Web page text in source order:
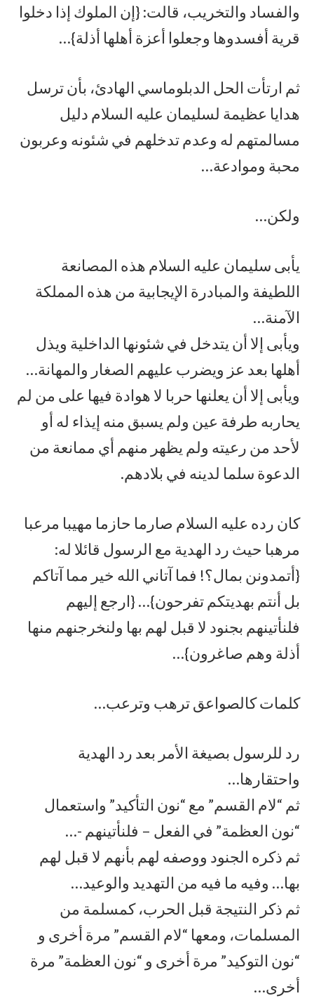
والفساد والتخريب، قالت: {إن الملوك إذا دخلوا
قرية أفسدوها وجعلوا أعزة أهلها أذلة}…
ثم ارتأت الحل الدبلوماسي الهادئ، بأن ترسل
هدايا عظيمة لسليمان عليه السلام دليل
مسالمتهم له وعدم تدخلهم في شئونه وعربون
محبة وموادعة…
ولكن…
يأبى سليمان عليه السلام هذه المصانعة
اللطيفة والمبادرة الإيجابية من هذه المملكة
الآمنة…
ويأبى إلا أن يتدخل في شئونها الداخلية ويذل
أهلها بعد عز ويضرب عليهم الصغار والمهانة…
ويأبى إلا أن يعلنها حربا لا هوادة فيها على من لم
يحاربه طرفة عين ولم يسبق منه إيذاء له أو
لأحد من رعيته ولم يظهر منهم أي ممانعة من
الدعوة سلما لدينه في بلادهم.
كان رده عليه السلام صارما حازما مهيبا مرعبا
مرهبا حيث رد الهدية مع الرسول قائلا له:
{أتمدونن بمال؟! فما آتاني الله خير مما آتاكم
بل أنتم بهديتكم تفرحون}… {ارجع إليهم
فلنأتينهم بجنود لا قبل لهم بها ولنخرجنهم منها
أذلة وهم صاغرون}…
كلمات كالصواعق ترهب وترعب…
رد للرسول بصيغة الأمر بعد رد الهدية
واحتقارها…
ثم “لام القسم” مع “نون التأكيد” واستعمال
“نون العظمة” في الفعل – فلنأتينهم -…
ثم ذكره الجنود ووصفه لهم بأنهم لا قبل لهم
بها… وفيه ما فيه من التهديد والوعيد…
ثم ذكر النتيجة قبل الحرب، كمسلمة من
المسلمات، ومعها “لام القسم” مرة أخرى و
“نون التوكيد” مرة أخرى و “نون العظمة” مرة
أخرى…